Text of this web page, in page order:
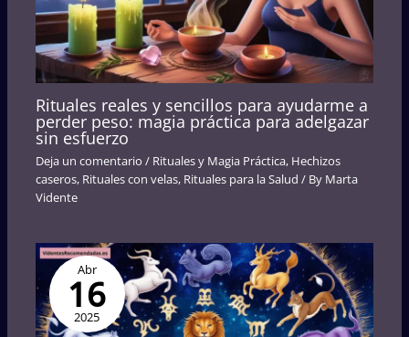
Rituales reales y sencillos para ayudarme a
perder peso: magia práctica para adelgazar
sin esfuerzo
Deja un comentario / Rituales y Magia Práctica, Hechizos
caseros, Rituales con velas, Rituales para la Salud / By Marta
Vidente
Abr
16
2025